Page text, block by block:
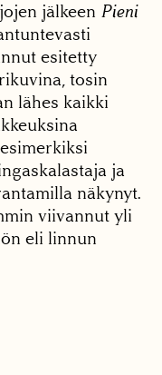
jälkeen Pieni
esitetty
tosin
lähes kaikki
ja
näkynyt.
viivannut yli
eli linnun